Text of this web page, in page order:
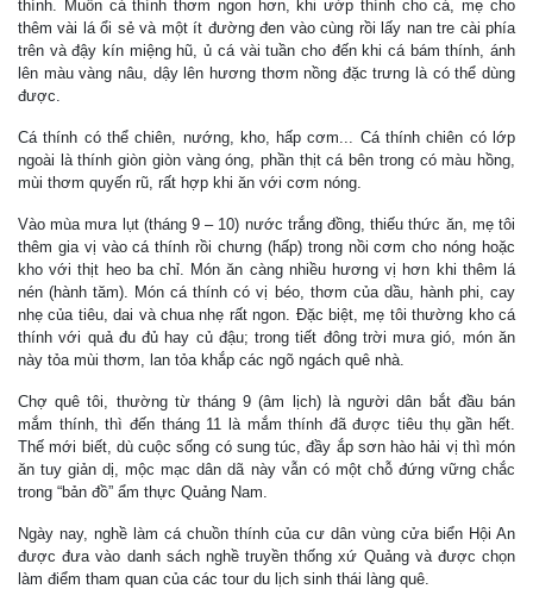
thính. Muốn cá thính thơm ngon hơn, khi ướp thính cho cá, mẹ cho
thêm vài lá ổi sẻ và một ít đường đen vào cùng rồi lấy nan tre cài phía
trên và đậy kín miệng hũ, ủ cá vài tuần cho đến khi cá bám thính, ánh
lên màu vàng nâu, dậy lên hương thơm nồng đặc trưng là có thể dùng
được.
Cá thính có thể chiên, nướng, kho, hấp cơm... Cá thính chiên có lớp
ngoài là thính giòn giòn vàng óng, phần thịt cá bên trong có màu hồng,
mùi thơm quyến rũ, rất hợp khi ăn với cơm nóng.
Vào mùa mưa lụt (tháng 9 – 10) nước trắng đồng, thiếu thức ăn, mẹ tôi
thêm gia vị vào cá thính rồi chưng (hấp) trong nồi cơm cho nóng hoặc
kho với thịt heo ba chỉ. Món ăn càng nhiều hương vị hơn khi thêm lá
nén (hành tăm). Món cá thính có vị béo, thơm của dầu, hành phi, cay
nhẹ của tiêu, dai và chua nhẹ rất ngon. Đặc biệt, mẹ tôi thường kho cá
thính với quả đu đủ hay củ đậu; trong tiết đông trời mưa gió, món ăn
này tỏa mùi thơm, lan tỏa khắp các ngõ ngách quê nhà.
Chợ quê tôi, thường từ tháng 9 (âm lịch) là người dân bắt đầu bán
mắm thính, thì đến tháng 11 là mắm thính đã được tiêu thụ gần hết.
Thế mới biết, dù cuộc sống có sung túc, đầy ắp sơn hào hải vị thì món
ăn tuy giản dị, mộc mạc dân dã này vẫn có một chỗ đứng vững chắc
trong “bản đồ” ẩm thực Quảng Nam.
Ngày nay, nghề làm cá chuồn thính của cư dân vùng cửa biển Hội An
được đưa vào danh sách nghề truyền thống xứ Quảng và được chọn
làm điểm tham quan của các tour du lịch sinh thái làng quê.